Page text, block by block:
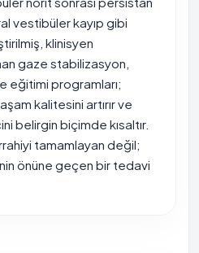
vestibüler kayıp gibi
klinisyen
gaze stabilizasyon,
eğitimi programları;
kalitesini artırır ve
belirgin biçimde kısaltır.
tamamlayan değil;
önüne geçen bir tedavi